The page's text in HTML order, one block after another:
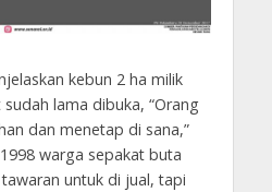
kebun 2 ha milik
lama dibuka, “Orang
dan menetap di sana,”
warga sepakat buta
untuk di jual, tapi